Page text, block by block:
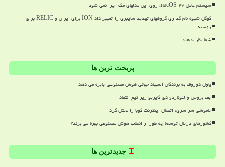
سیستم عامل macOS ۲۷ روی این مدلهای مک اجرا نمی شود
گوگل شیوه نام گذاری گروههای تهدید سایبری را تغییر داد ION برای ایران و RELIC برای
روسیه
شما نظر بدهید
پربحث ترین ها
پاول دوروف به برندگان المپیاد جهانی هوش مصنوعی جایزه می دهد
جف بزوس و لئوناردو دی کاپریو زیر تیغ انتقاد
خاموشی سراسری، اتصال اینترنت کوبا را مختل کرد
کشورهای درحال توسعه چه طور از انقلاب هوش مصنوعی بهره می برند؟
جدیدترین ها